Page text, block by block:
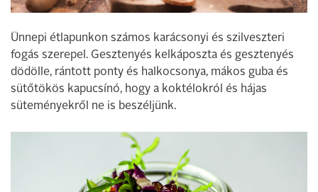
Ünnepi étlapunkon számos karácsonyi és szilveszteri
fogás szerepel. Gesztenyés kelkáposzta és gesztenyés
dödölle, rántott ponty és halkocsonya, mákos guba és
sütőtökös kapucsínó, hogy a koktélokról és hájas
süteményekről ne is beszéljünk.